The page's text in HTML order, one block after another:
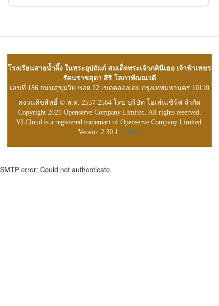
โรงเรียนสายน้ำผึ้ง ในพระอุปถัมภ์ สมเด็จพระเจ้าภคินีเธอ เจ้าฟ้าเพชร
รัตนราชสุดา สิริ โสภาพัณณวดี
เลขที่ 186 ถนนสุขุมวิท ซอย 22 เขตคลองเตย กรุงเทพมหานคร 10110
สงวนลิขสิทธิ์ © พ.ศ. 2557-2564 โดย บริษัท โอเพ่นเซิร์ฟ จำกัด
Copyright 2021 Openserve Company Limited. All rights reserved.
VLCloud is a registered trademart of Openserve Company Limited.
Version 2.30.1 | Policy
SMTP error: Could not authenticate.